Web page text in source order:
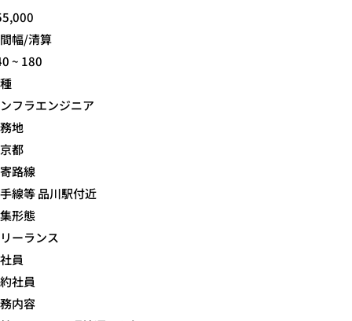
幅/清算
~ 180
フラエンジニア
地
都
路線
線等 品川駅付近
形態
ーランス
員
社員
内容